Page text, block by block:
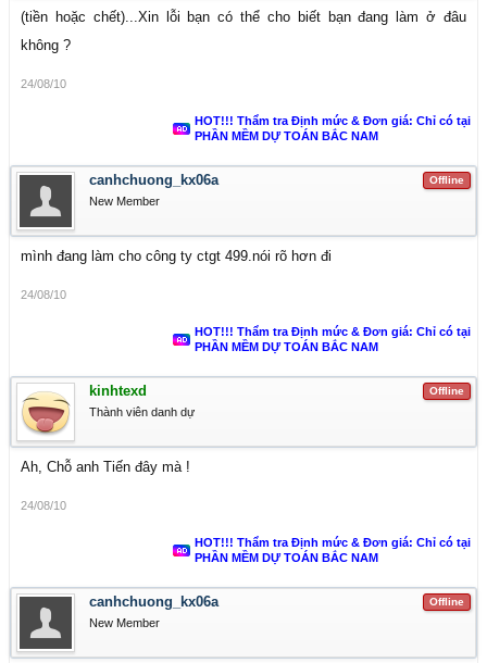
(tiền hoặc chết)...Xin lỗi bạn có thể cho biết bạn đang làm ở đâu
không ?
24/08/10
HOT!!! Thẩm tra Định mức & Đơn giá: Chỉ có tại
PHẦN MỀM DỰ TOÁN BẮC NAM
Offline
canhchuong_kx06a
New Member
mình đang làm cho công ty ctgt 499.nói rõ hơn đi
24/08/10
HOT!!! Thẩm tra Định mức & Đơn giá: Chỉ có tại
PHẦN MỀM DỰ TOÁN BẮC NAM
Offline
kinhtexd
Thành viên danh dự
Ah, Chỗ anh Tiến đây mà !
24/08/10
HOT!!! Thẩm tra Định mức & Đơn giá: Chỉ có tại
PHẦN MỀM DỰ TOÁN BẮC NAM
Offline
canhchuong_kx06a
New Member